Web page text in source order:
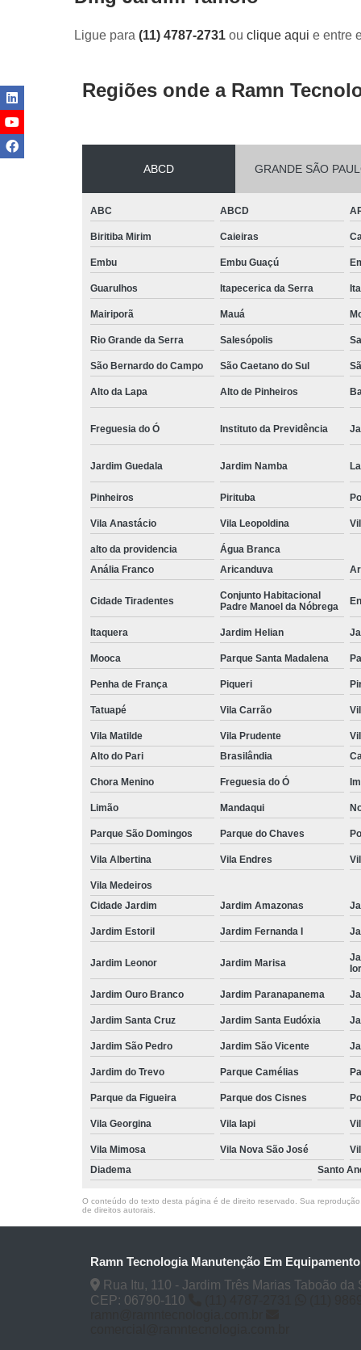
Ligue para (11) 4787-2731 ou clique aqui e entre
Regiões onde a Ramn
ABCD GRANDE SÃO
ABC ABCD
Biritiba Mirim Caieiras
Embu Embu Guaçú
Guarulhos Itapecerica da Serra
Mairiporã Mauá
Rio Grande da Serra Salesópolis
São Bernardo do Campo São Caetano do Sul
Alto da Lapa Alto de Pinheiros
Freguesia do Ó Instituto da Previdência
Jardim Guedala Jardim Namba
Pinheiros Pirituba
Vila Anastácio Vila Leopoldina
alto da providencia
Água Branca
Anália Franco
Aricanduva
Cidade Tiradentes
Conjunto Habitacional
Padre Manoel da Nóbrega
Itaquera Jardim Helian
Mooca Parque Santa Madalena
Penha de França Piqueri
Tatuapé Vila Carrão
Vila Matilde Vila Prudente
Alto do Pari
Brasilândia
Chora Menino Freguesia do Ó
Limão Mandaqui
Parque São Domingos Parque do Chaves
Vila Albertina Vila Endres
Vila Medeiros
Cidade Jardim
Jardim Amazonas
Jardim Estoril Jardim Fernanda I
Jardim Leonor Jardim Marisa
Jardim Ouro Branco Jardim Paranapanema
Jardim Santa Cruz Jardim Santa Eudóxia
Jardim São Pedro Jardim São Vicente
Jardim do Trevo Parque Camélias
Parque da Figueira Parque dos Cisnes
Vila Georgina Vila Iapi
Vila Mimosa Vila Nova São José
Diadema
Santo
O conteúdo do texto desta página é de direito reservado. Sua
de direitos autorais
Ramn Tecnologia Manutenção Em
Rua Itu, 110 - Jardim Três Marias Taboão da
CEP: 06790-110